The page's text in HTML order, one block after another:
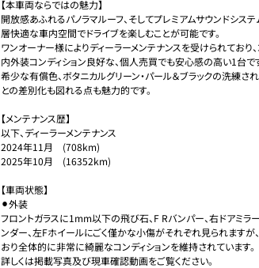
【本車両ならではの魅力】
開放感あふれるパノラマルーフ、そしてプレミアムサウンドシス
層快適な車内空間でドライブを楽しむことが可能です。
ワンオーナー様によりディーラーメンテナンスを受けられており
内外装コンディション良好な、個人売買でも安心感の高い1台で
希少な有償色、ボタニカルグリーン・パール＆ブラックの洗練さ
との差別化も図れる点も魅力的です。
【メンテナンス歴】
以下、ディーラーメンテナンス
2024年11月　(708km)
2025年10月　(16352km)
【車両状態】
⚫︎外装
フロントガラスに1mm以下の飛び石、F Rバンパー、右ドアミラ
ンダー、左Fホイールにごく僅かな小傷がそれぞれ見られますが
おり全体的に非常に綺麗なコンディションを維持されています。
詳しくは掲載写真及び現車確認動画をご覧ください。